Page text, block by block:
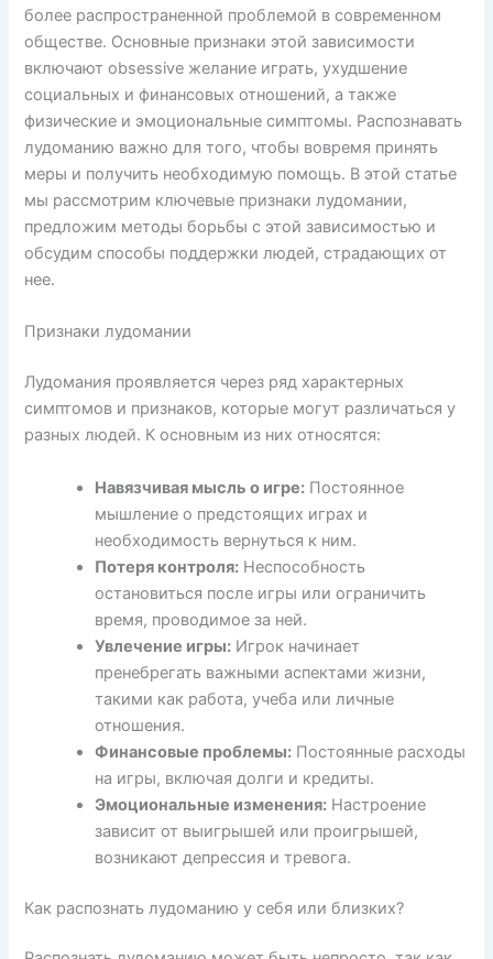
более распространенной проблемой в современном
обществе. Основные признаки этой зависимости
включают obsessive желание играть, ухудшение
социальных и финансовых отношений, а также
физические и эмоциональные симптомы. Распознавать
лудоманию важно для того, чтобы вовремя принять
меры и получить необходимую помощь. В этой статье
мы рассмотрим ключевые признаки лудомании,
предложим методы борьбы с этой зависимостью и
обсудим способы поддержки людей, страдающих от
нее.
Признаки лудомании
Лудомания проявляется через ряд характерных
симптомов и признаков, которые могут различаться у
разных людей. К основным из них относятся:
Навязчивая мысль о игре: Постоянное
мышление о предстоящих играх и
необходимость вернуться к ним.
Потеря контроля: Неспособность
остановиться после игры или ограничить
время, проводимое за ней.
Увлечение игры: Игрок начинает
пренебрегать важными аспектами жизни,
такими как работа, учеба или личные
отношения.
Финансовые проблемы: Постоянные расходы
на игры, включая долги и кредиты.
Эмоциональные изменения: Настроение
зависит от выигрышей или проигрышей,
возникают депрессия и тревога.
Как распознать лудоманию у себя или близких?